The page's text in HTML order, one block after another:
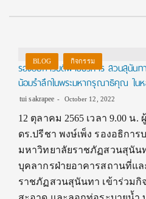
BLOG กิจกรรม
รองอธิการบดีฝ่ายบริหาร สวนสุนัน
น้อมรำลึกในพระมหากรุณาธิคุณ ใน
tui sakrapee October 12, 2022
12 ตุลาคม 2565 เวลา 9.00 น.
ดร.ปรีชา พงษ์เพ็ง รองอธิการ
มหาวิทยาลัยราชภัฏสวนสุนัน
บุคลากรฝ่ายอาคารสถานที่แ
ราชภัฏสวนสุนันทา เข้าร่วมกิ